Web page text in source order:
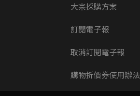
大宗採購方案
訂閱電子報
取消訂閱電子報
購物折價券使用辦法